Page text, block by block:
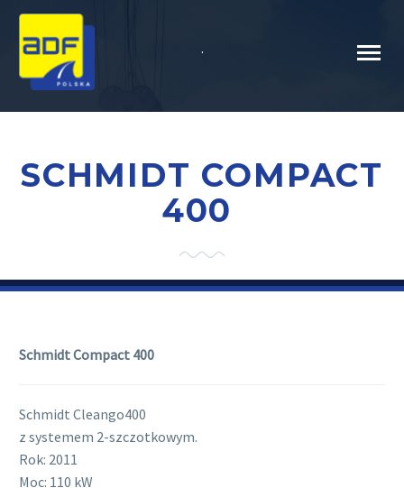
.
SCHMIDT COMPACT
400
Schmidt Compact 400
Schmidt Cleango400
z systemem 2-szczotkowym.
Rok: 2011
Moc: 110 kW